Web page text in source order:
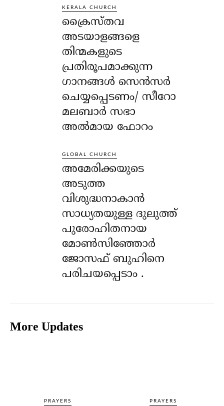
KERALA CHURCH
ക്രൈസ്തവ
അടയാളങ്ങളെ
തിന്മകളുടെ
പ്രതിരൂപമാക്കുന്ന
ഗാനങ്ങൾ സെൻസർ
ചെയ്യപ്പെടണം/ സീറോ
മലബാർ സഭാ
അൽമായ ഫോറം
GLOBAL CHURCH
അമേരിക്കയുടെ
അടുത്ത
വിശുദ്ധനാകാൻ
സാധ്യതയുള്ള ദുലുത്ത്
പുരോഹിതനായ
മോൺസിഞ്ഞോർ
ജോസഫ് ബുഹിനെ
പരിചയപ്പെടാം .
More Updates
PRAYERS PRAYERS